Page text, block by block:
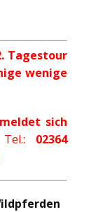
Tagestour
wenige
sich
Tel.: 02364